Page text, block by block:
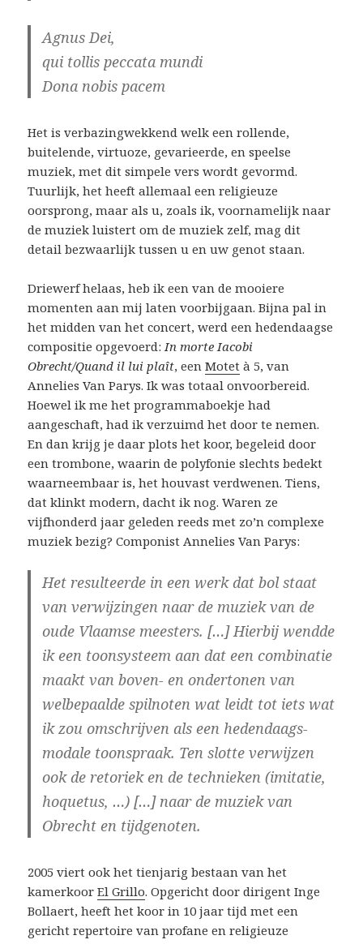
Agnus Dei,
qui tollis peccata mundi
Dona nobis pacem
Het is verbazingwekkend welk een rollende,
buitelende, virtuoze, gevarieerde, en speelse
muziek, met dit simpele vers wordt gevormd.
Tuurlijk, het heeft allemaal een religieuze
oorsprong, maar als u, zoals ik, voornamelijk naar
de muziek luistert om de muziek zelf, mag dit
detail bezwaarlijk tussen u en uw genot staan.
Driewerf helaas, heb ik een van de mooiere
momenten aan mij laten voorbijgaan. Bijna pal in
het midden van het concert, werd een hedendaagse
compositie opgevoerd:In morte Iacobi
Obrecht/Quand il lui plaît, eenMotet à 5, van
Annelies Van Parys. Ik was totaal onvoorbereid.
Hoewel ik me het programmaboekje had
aangeschaft, had ik verzuimd het door te nemen.
En dan krijg je daar plots het koor, begeleid door
een trombone, waarin de polyfonie slechts bedekt
waarneembaar is, het houvast verdwenen. Tiens,
dat klinkt modern, dacht ik nog. Waren ze
vijfhonderd jaar geleden reeds met zo’n complexe
muziek bezig? Componist Annelies Van Parys:
Het resulteerde in een werk dat bol staat
van verwijzingen naar de muziek van de
oude Vlaamse meesters. […] Hierbij wendde
ik een toonsysteem aan dat een combinatie
maakt van boven- en ondertonen van
welbepaalde spilnoten wat leidt tot iets wat
ik zou omschrijven als een hedendaags-
modale toonspraak. Ten slotte verwijzen
ook de retoriek en de technieken (imitatie,
hoquetus, …) […] naar de muziek van
Obrecht en tijdgenoten.
2005 viert ook het tienjarig bestaan van het
kamerkoorEl Grillo. Opgericht door dirigent Inge
Bollaert, heeft het koor in 10 jaar tijd met een
gericht repertoire van profane en religieuze